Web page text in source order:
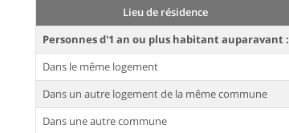
Lieu de résidence
Personnes d'1 an ou plus habitant auparavant :
Dans le même logement
Dans un autre logement de la même commune
Dans une autre commune